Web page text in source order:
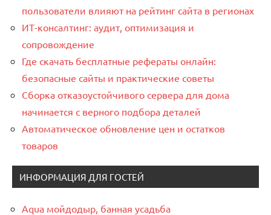
пользователи влияют на рейтинг сайта в регионах
ИТ-консалтинг: аудит, оптимизация и
сопровождение
Где скачать бесплатные рефераты онлайн:
безопасные сайты и практические советы
Сборка отказоустойчивого сервера для дома
начинается с верного подбора деталей
Автоматическое обновление цен и остатков
товаров
ИНФОРМАЦИЯ ДЛЯ ГОСТЕЙ
Aqua мойдодыр, банная усадьба